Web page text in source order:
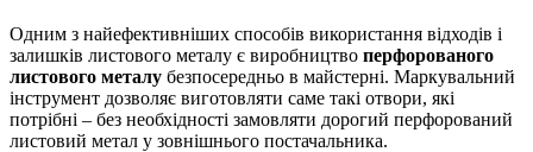
Одним з найефективніших способів використання відходів і
залишків листового металу є виробництво перфорованого
листового металу безпосередньо в майстерні. Маркувальний
інструмент дозволяє виготовляти саме такі отвори, які
потрібні – без необхідності замовляти дорогий перфорований
листовий метал у зовнішнього постачальника.